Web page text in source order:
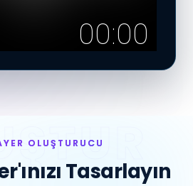
00:00
OLUŞTURUCU
Tasarlayın